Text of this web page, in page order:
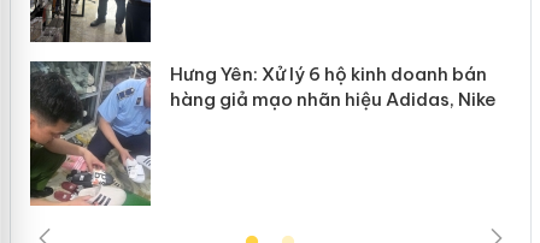
Hưng Yên: Xử lý 6 hộ kinh doanh bán
hàng giả mạo nhãn hiệu Adidas, Nike